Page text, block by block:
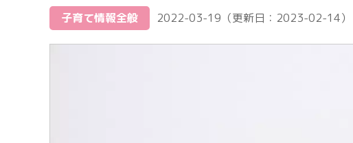
子育て情報全般 2022-03-19 （更新日： 2023-02-14）